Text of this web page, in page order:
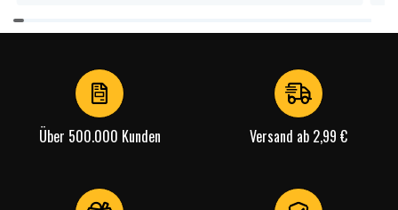
Item
1
Über 500.000 Kunden Versand ab 2,99 €